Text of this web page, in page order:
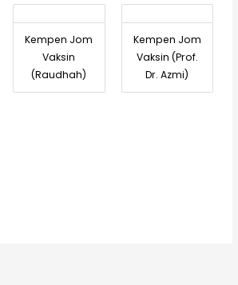
Kempen Jom
Vaksin
(Raudhah)
Kempen Jom
Vaksin (Prof.
Dr. Azmi)